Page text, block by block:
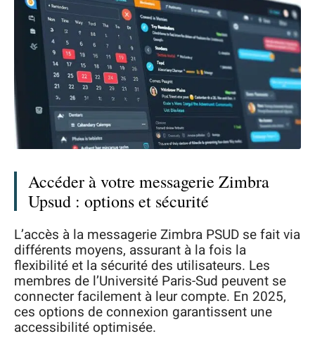
Accéder à votre messagerie Zimbra
Upsud : options et sécurité
L’accès à la messagerie Zimbra PSUD se fait via
différents moyens, assurant à la fois la
flexibilité et la sécurité des utilisateurs. Les
membres de l’Université Paris-Sud peuvent se
connecter facilement à leur compte. En 2025,
ces options de connexion garantissent une
accessibilité optimisée.